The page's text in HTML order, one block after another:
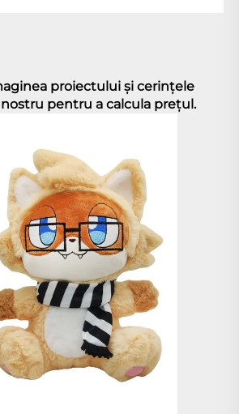
proiectului şi cerinţele
pentru a calcula preţul.